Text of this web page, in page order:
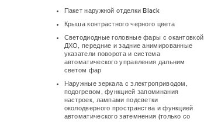
Пакет наружной отделки Black
Крыша контрастного черного цвета
Светодиодные головные фары с окантовкой
ДХО, передние и задние анимированные
указатели поворота и система
автоматического управления дальним
светом фар
Наружные зеркала с электроприводом,
подогревом, функцией запоминания
настроек, лампами подсветки
околодверного пространства и функцией
автоматического затемнения (только со